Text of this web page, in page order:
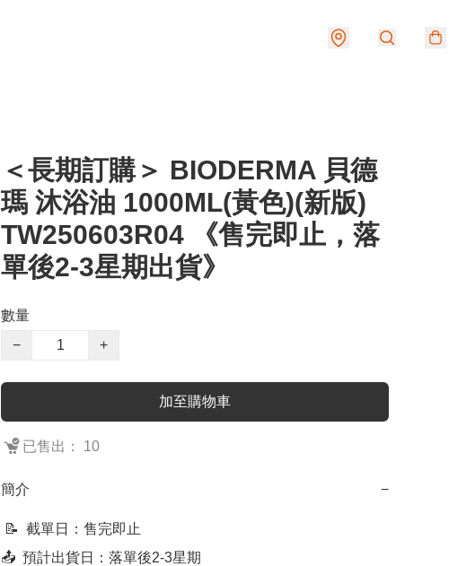
＜長期訂購＞ BIODERMA 貝德
瑪 沐浴油 1000ML(黃色)(新版)
TW250603R04 《售完即止，落
單後2-3星期出貨》
數量
−
+
加至購物車
已售出： 10
簡介 −
📤  預計出貨日：落單後2-3星期